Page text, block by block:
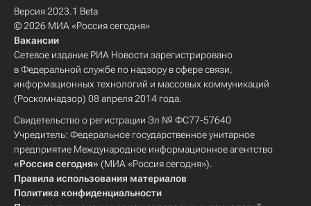
Версия 2023.1 Beta
© 2026 МИА «Россия сегодня»
Вакансии
Сетевое издание РИА Новости зарегистрировано
в Федеральной службе по надзору в сфере связи,
информационных технологий и массовых коммуникаций
(Роскомнадзор) 08 апреля 2014 года.
Свидетельство о регистрации Эл № ФС77-57640
Учредитель: Федеральное государственное унитарное
предприятие Международное информационное агентство
«Россия сегодня» (МИА «Россия сегодня»).
Правила использования материалов
Политика конфиденциальности